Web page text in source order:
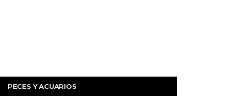
PECES Y ACUARIOS